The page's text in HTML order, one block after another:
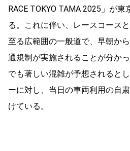
RACE TOKYO TAMA 2025」が
る。これに伴い、レースコース
至る広範囲の一般道で、早朝か
通規制が実施されることが分か
でも著しい混雑が予想されると
ーに対し、当日の車両利用の自
けている。